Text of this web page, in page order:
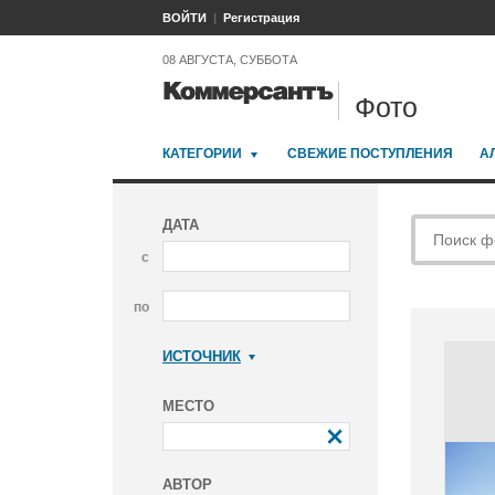
ВОЙТИ Регистрация
08 АВГУСТА, СУББОТА
Фото
КАТЕГОРИИ СВЕЖИЕ ПОСТУПЛЕНИЯ
ДАТА
с
по
ИСТОЧНИК
МЕСТО
АВТОР